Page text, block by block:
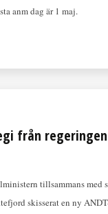
anm dag är 1 maj.
från regeringen
tillsammans
skisserat en ny